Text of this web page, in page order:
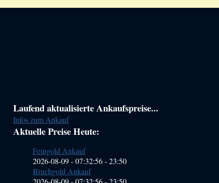
Haupt-
Sidebar
(Primary)
Laufend aktualisierte Ankaufspreise...
Infos zum Ankauf
Aktuelle Preise Heute:
Feingold Ankauf
2026-08-09 - 07:32:56-23:50
Bruchgold Ankauf